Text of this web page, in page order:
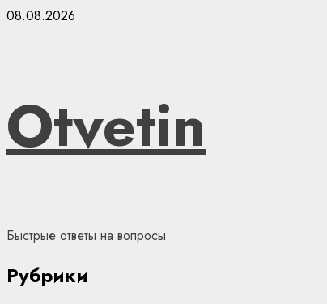
Skip
08.08.2026
Otvetin
Быстрые ответы на вопросы
Рубрики